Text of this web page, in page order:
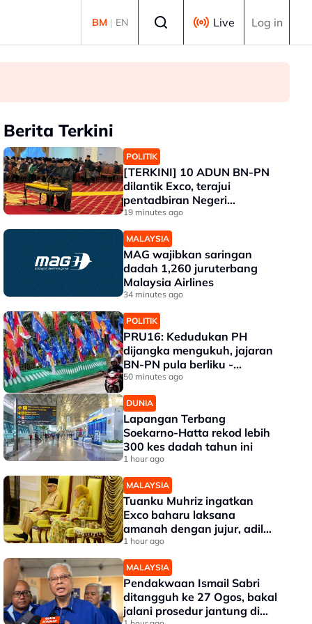
BM | EN Live Log in
Berita Terkini
POLITIK
[TERKINI] 10 ADUN BN-PN
dilantik Exco, terajui
pentadbiran Negeri
Sembilan
19 minutes ago
MALAYSIA
MAG wajibkan saringan
dadah 1,260 juruterbang
Malaysia Airlines
34 minutes ago
POLITIK
PRU16: Kedudukan PH
dijangka mengukuh, jajaran
BN-PN pula berliku -
Penganalisis
50 minutes ago
DUNIA
Lapangan Terbang
Soekarno-Hatta rekod lebih
300 kes dadah tahun ini
1 hour ago
MALAYSIA
Tuanku Muhriz ingatkan
Exco baharu laksana
amanah dengan jujur, adil
dan profesional
1 hour ago
MALAYSIA
Pendakwaan Ismail Sabri
ditangguh ke 27 Ogos, bakal
jalani prosedur jantung di